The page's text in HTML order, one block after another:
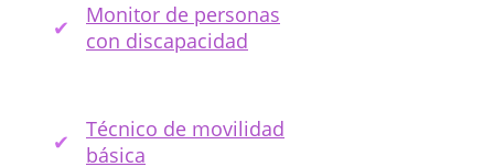
Monitor de personas
con discapacidad
Técnico de movilidad
básica